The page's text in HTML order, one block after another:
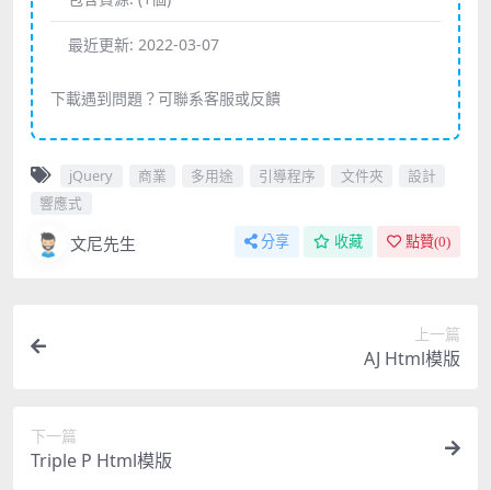
最近更新: 2022-03-07
下載遇到問題？可聯系客服或反饋
jQuery 商業 多用途 引導程序 文件夾
設計
響應式
文尼先生 分享 收藏 點贊(0)
上一篇
AJ Html模版
下一篇
Triple P Html模版